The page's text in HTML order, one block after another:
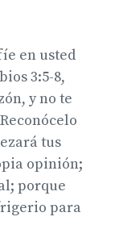
en usted
3:5-8,
y no te
tus
opinión;
porque
para